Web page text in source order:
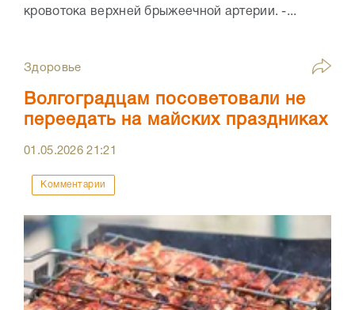
кровотока верхней брыжеечной артерии. -...
Здоровье
Волгоградцам посоветовали не
переедать на майских праздниках
01.05.202621:21
Комментарии